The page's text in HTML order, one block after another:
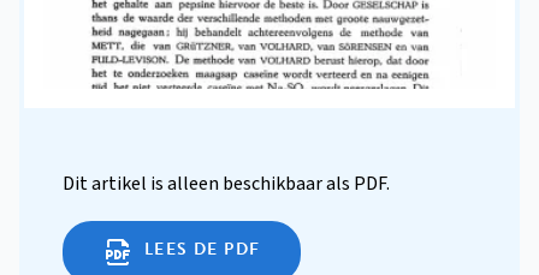
Dit artikel is alleen beschikbaar als PDF.
LEES DE PDF